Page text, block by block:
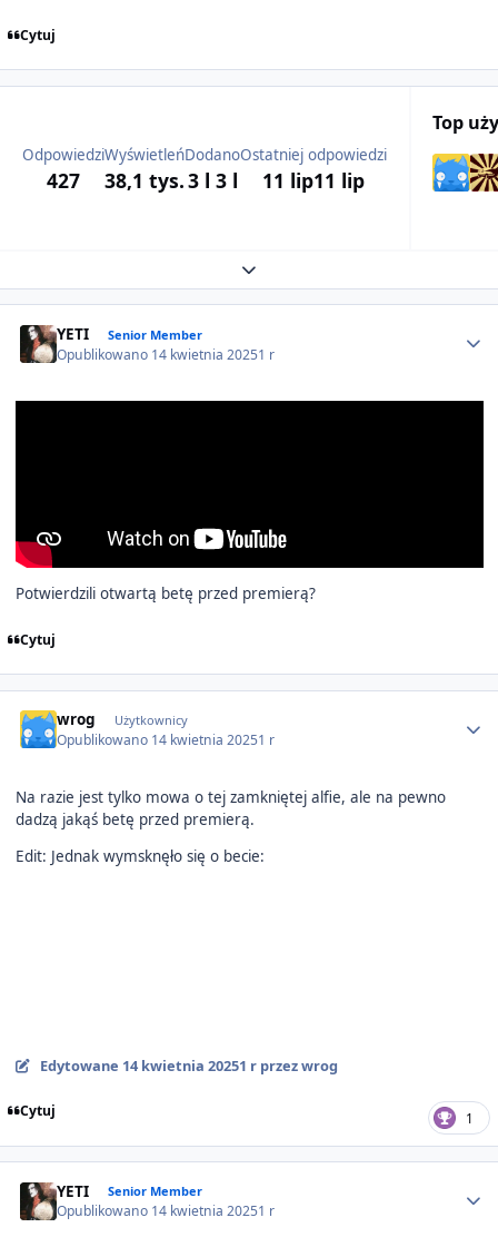
Cytuj
Odpowiedzi
427
Wyświetleń
38,1 tys.
Dodano
3 l 3 l
Ostatniej odpowiedzi
11 lip11 lip
Top
Expand topic overview
YETI Senior Member
Opublikowano 14 kwietnia 20251 r
Potwierdzili otwartą betę przed premierą?
Cytuj
wrog Użytkownicy
Opublikowano 14 kwietnia 20251 r
Na razie jest tylko mowa o tej zamkniętej alfie, ale na pewno
dadzą jakąś betę przed premierą.
Edit: Jednak wymsknęło się o becie:
Edytowane 14 kwietnia 20251 r przez wrog
Cytuj 1
YETI Senior Member
Opublikowano 14 kwietnia 20251 r